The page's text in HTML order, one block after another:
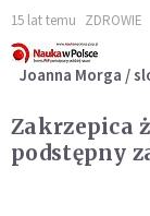
15 lat temu ZDROWIE
Joanna Morga /
Zakrzepica
podstępny